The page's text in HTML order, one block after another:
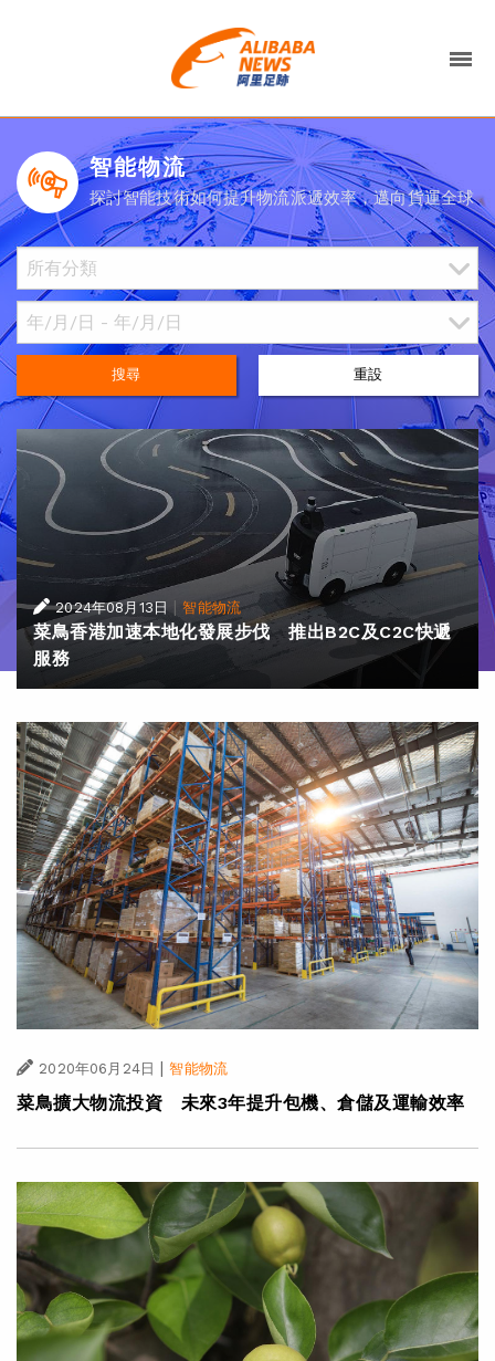
智能物流
探討智能技術如何提升物流派遞效率，邁向貨運全球
搜尋 重設
2024年08月13日 |智能物流
菜鳥香港加速本地化發展步伐 推出B2C及C2C快遞
服務
2020年06月24日 智能物流
菜鳥擴大物流投資 未來3年提升包機、倉儲及運輸效率